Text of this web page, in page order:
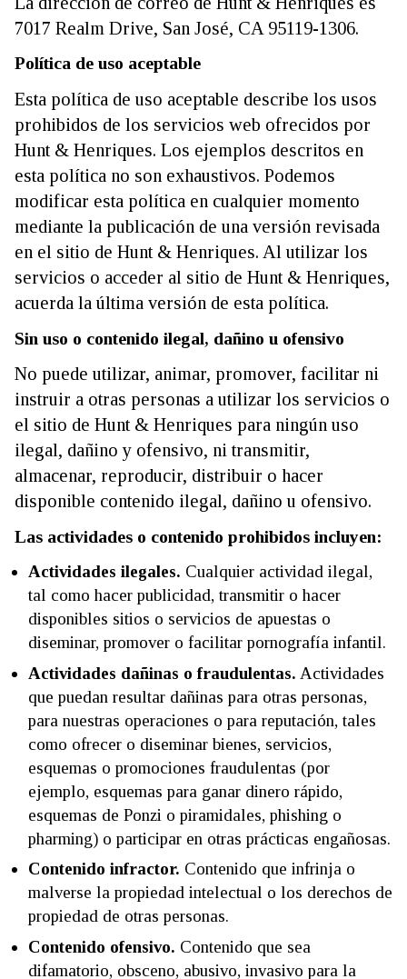
7017 Realm Drive, San José, CA 95119-1306.
Política de uso aceptable
Esta política de uso aceptable describe los usos
prohibidos de los servicios web ofrecidos por
Hunt & Henriques. Los ejemplos descritos en
esta política no son exhaustivos. Podemos
modificar esta política en cualquier momento
mediante la publicación de una versión revisada
en el sitio de Hunt & Henriques. Al utilizar los
servicios o acceder al sitio de Hunt & Henriques,
acuerda la última versión de esta política.
Sin uso o contenido ilegal, dañino u ofensivo
No puede utilizar, animar, promover, facilitar ni
instruir a otras personas a utilizar los servicios o
el sitio de Hunt & Henriques para ningún uso
ilegal, dañino y ofensivo, ni transmitir,
almacenar, reproducir, distribuir o hacer
disponible contenido ilegal, dañino u ofensivo.
Las actividades o contenido prohibidos incluyen:
Actividades ilegales. Cualquier actividad ilegal,
tal como hacer publicidad, transmitir o hacer
disponibles sitios o servicios de apuestas o
diseminar, promover o facilitar pornografía infantil.
Actividades dañinas o fraudulentas. Actividades
que puedan resultar dañinas para otras personas,
para nuestras operaciones o para reputación, tales
como ofrecer o diseminar bienes, servicios,
esquemas o promociones fraudulentas (por
ejemplo, esquemas para ganar dinero rápido,
esquemas de Ponzi o piramidales, phishing o
pharming) o participar en otras prácticas engañosas.
Contenido infractor. Contenido que infrinja o
malverse la propiedad intelectual o los derechos de
propiedad de otras personas.
Contenido ofensivo. Contenido que sea
difamatorio, obsceno, abusivo, invasivo para la